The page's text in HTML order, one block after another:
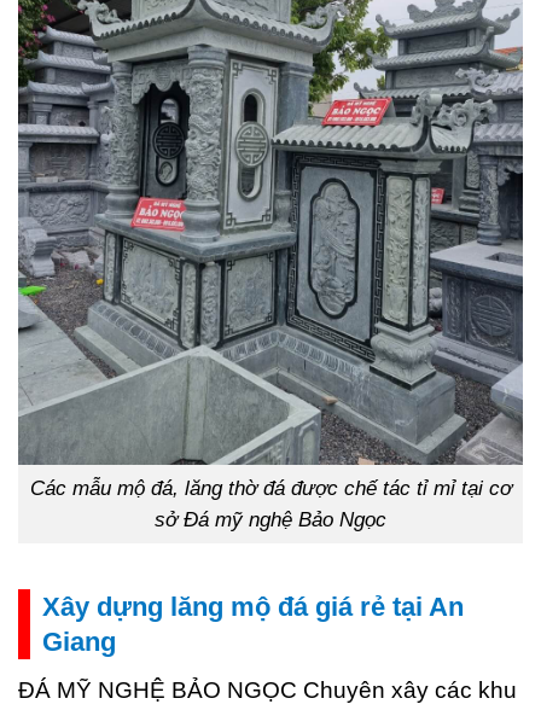
Các mẫu mộ đá, lăng thờ đá được chế tác tỉ mỉ tại cơ
sở Đá mỹ nghệ Bảo Ngọc
Xây dựng lăng mộ đá giá rẻ tại An
Giang
ĐÁ MỸ NGHỆ BẢO NGỌC Chuyên xây các khu